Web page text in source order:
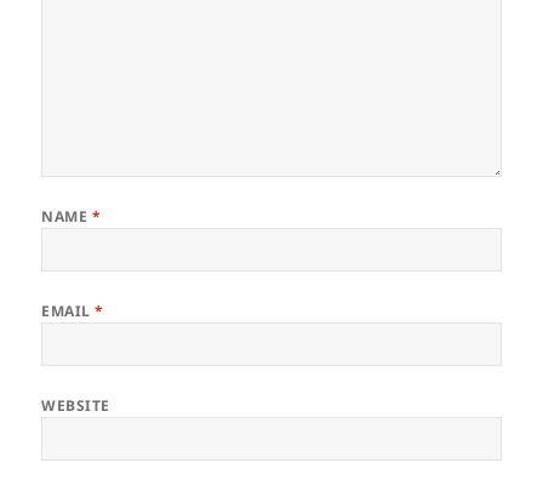
NAME *
EMAIL*
WEBSITE